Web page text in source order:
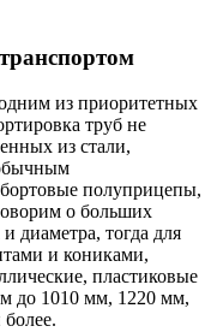
из приоритетных
труб не
из стали,
полуприцепы,
о больших
диаметра, тогда для
и кониками,
пластиковые
до 1010 мм, 1220 мм,